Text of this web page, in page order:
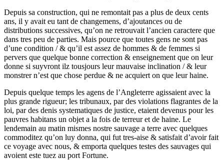
Depuis sa construction, qui ne remontait pas a plus de deux cents
ans, il y avait eu tant de changemens, d’ajoutances ou de
distributions successives, qu’on ne retrouvait l’ancien caractere que
dans tres peu de parties. Mais pource que toutes gens ne sont pas
d’une condition / & qu’il est assez de hommes & de femmes si
pervers que quelque bonne correction & enseignement que on leur
donne si suyvront ilz tousjours leur mauvaise inclination / & leur
monstrer n’est que chose perdue & ne acquiert on que leur haine.
Depuis quelque temps les agens de l’Angleterre agissaient avec la
plus grande rigueur; les tribunaux, par des violations flagrantes de la
loi, par des denis systematiques de justice, etaient devenus pour les
pauvres habitans un objet a la fois de terreur et de haine. Le
lendemain au matin mismes nostre sauvage a terre avec quelques
commoditez qu’on luy donna, qui fut tres-aise & satisfait d’avoir fait
ce voyage avec nous, & emporta quelques testes des sauvages qui
avoient este tuez au port Fortune.